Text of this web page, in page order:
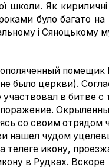
школи. Як
було багато
і Сяноцькому
помещик
было церкви).
в битве с
со своим отрядом
нашел чудом
телеге икону,
в Рудках. Вскоре